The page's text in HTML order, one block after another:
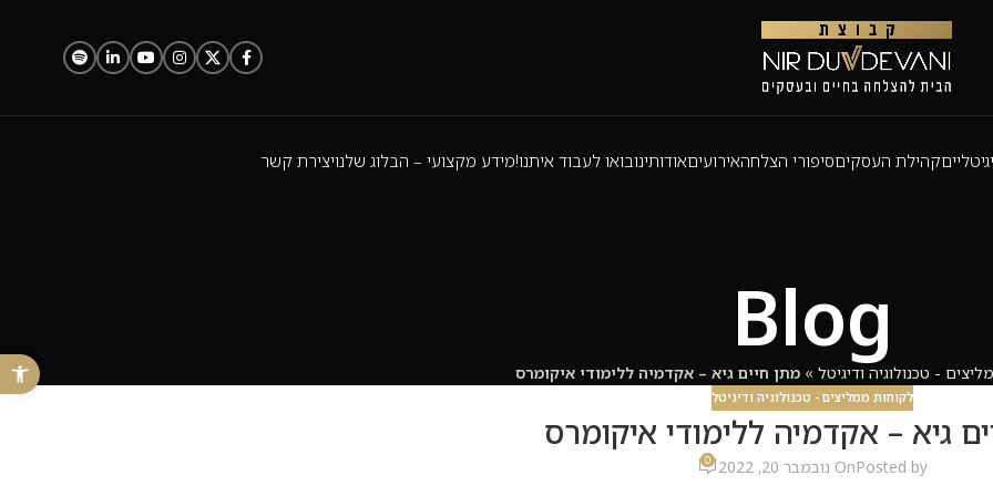
קהילת העסקיםסיפורי הצלחהאירועיםאודותינובואו לעבוד איתנו!מידע מקצועי – הבלוג שלנויצירת קשר
Blog
- טכנולוגיה ודיגיטל »מתן חיים גיא – אקדמיה ללימודי איקומרס
לקוחות ממליצים - טכנולוגיה ודיגיטל
גיא – אקדמיה ללימודי איקומרס
Posted byOn נובמבר 20, 2022 0